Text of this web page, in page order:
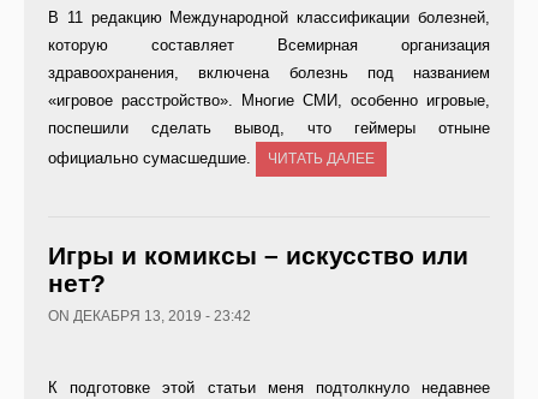
В 11 редакцию Международной классификации болезней,
которую составляет Всемирная организация
здравоохранения, включена болезнь под названием
«игровое расстройство». Многие СМИ, особенно игровые,
поспешили сделать вывод, что геймеры отныне
официально сумасшедшие.
ЧИТАТЬ ДАЛЕЕ
Игры и комиксы – искусство или
нет?
ON ДЕКАБРЯ 13, 2019 - 23:42
К подготовке этой статьи меня подтолкнуло недавнее